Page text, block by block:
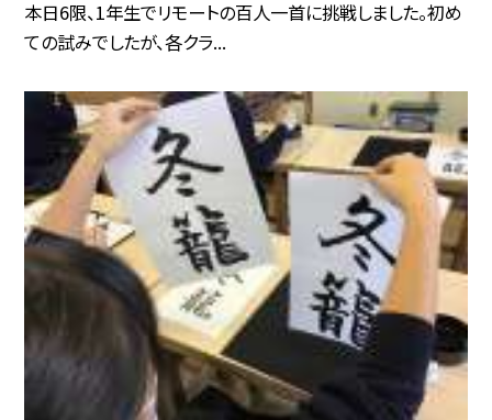
本日6限、1年生でリモートの百人一首に挑戦しました。初め
ての試みでしたが、各クラ...